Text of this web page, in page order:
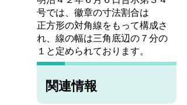
号では、徽章の寸法割合は
正方形の対角線をもって構成さ
れ、線の幅は三角底辺の７分の
１と定められております。
関連情報